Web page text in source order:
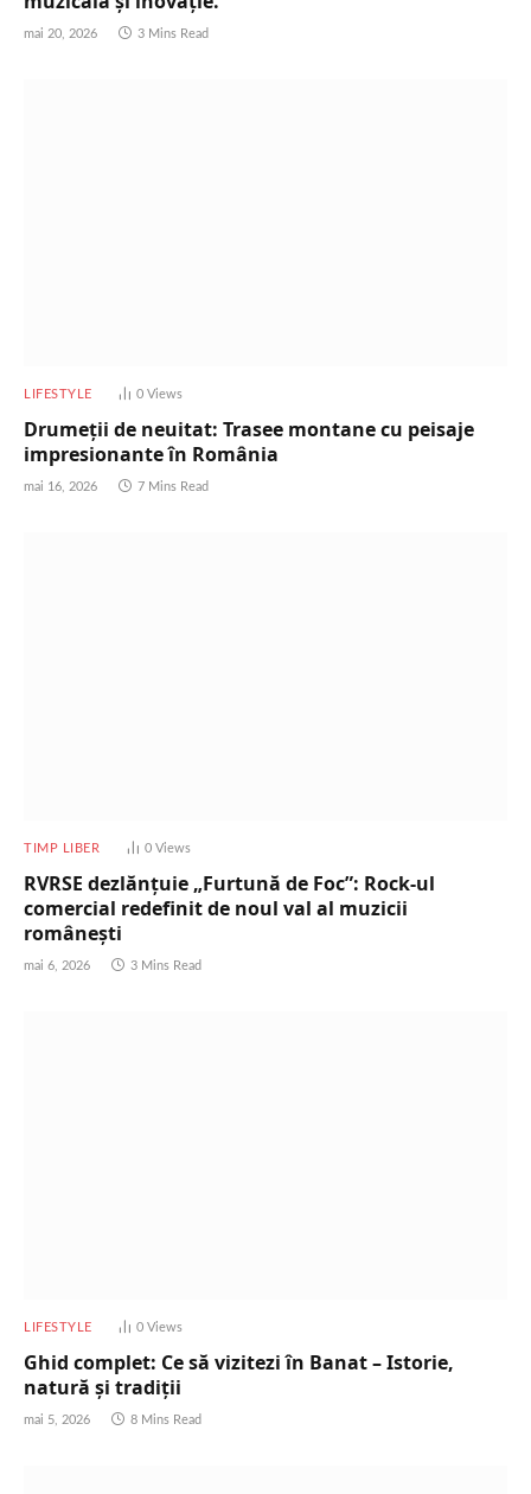
mai 20, 2026 3 Mins Read
LIFESTYLE 0 Views
Drumeții de neuitat: Trasee montane cu peisaje
impresionante în România
mai 16, 2026 7 Mins Read
TIMP LIBER 0 Views
RVRSE dezlănțuie „Furtună de Foc”: Rock-ul
comercial redefinit de noul val al muzicii
românești
mai 6, 2026 3 Mins Read
LIFESTYLE 0 Views
Ghid complet: Ce să vizitezi în Banat – Istorie,
natură și tradiții
mai 5, 2026 8 Mins Read